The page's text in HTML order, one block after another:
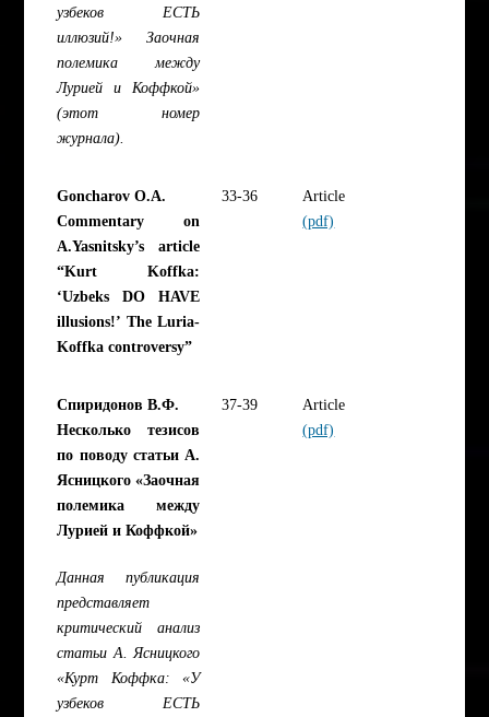
узбеков ЕСТЬ
иллюзий!» Заочная
полемика между
Лурией и Коффкой»
(этот номер
журнала).
Goncharov O.A.
Commentary on
A.Yasnitsky’s article
“Kurt Koffka:
‘Uzbeks DO HAVE
illusions!’ The Luria-
Koffka controversy”
33-36
Article
(pdf)
Спиридонов В.Ф.
Несколько тезисов
по поводу статьи А.
Ясницкого «Заочная
полемика между
Лурией и Коффкой»
Данная публикация
представляет
критический анализ
статьи А. Ясницкого
«Курт Коффка: «У
узбеков ЕСТЬ
37-39
Article
(pdf)